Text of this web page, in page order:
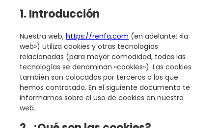
1. Introducción
Nuestra web, https://renfq.com (en adelante: «la
web») utiliza cookies y otras tecnologías
relacionadas (para mayor comodidad, todas las
tecnologías se denominan «cookies»). Las cookies
también son colocadas por terceros a los que
hemos contratado. En el siguiente documento te
informamos sobre el uso de cookies en nuestra
web.